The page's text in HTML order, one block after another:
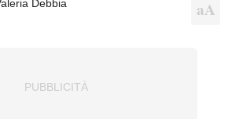
Debbia